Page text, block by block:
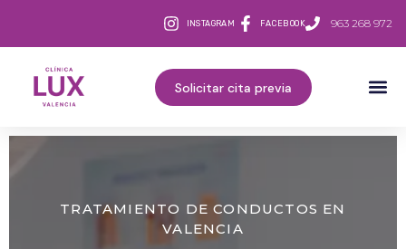
INSTAGRAM FACEBOOK 963 268 972
Solicitar cita previa
TRATAMIENTO DE CONDUCTOS EN
VALENCIA